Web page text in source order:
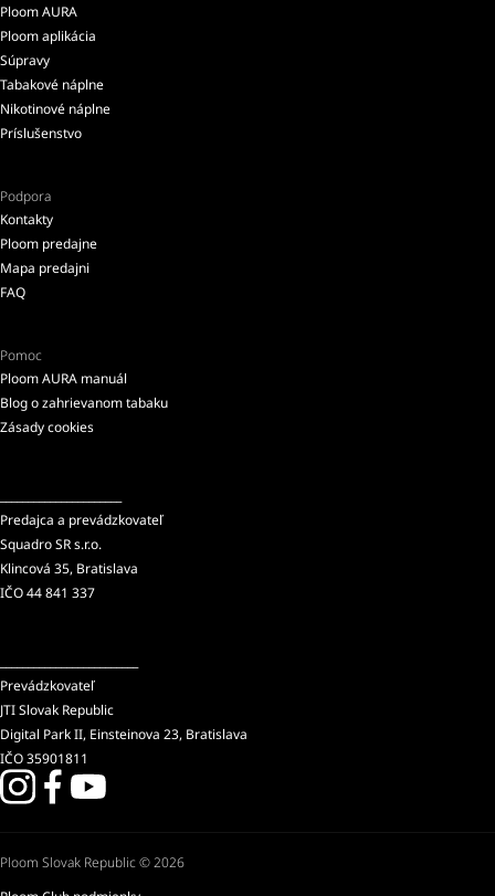
Ploom AURA
Ploom aplikácia
Súpravy
Tabakové náplne
Nikotinové náplne
Príslušenstvo
Podpora
Kontakty
Ploom predajne
Mapa predajni
FAQ
Pomoc
Ploom AURA manuál
Blog o zahrievanom tabaku
Zásady cookies
Predajca a prevádzkovateľ
Squadro SR s.r.o.
Klincová 35, Bratislava
IČO 44 841 337
Prevádzkovateľ
JTI Slovak Republic
Digital Park II, Einsteinova 23, Bratislava
IČO 35901811
Ploom Slovak Republic © 2026